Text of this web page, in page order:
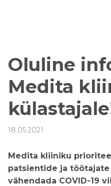
Oluline
Medita
18.05.2021
Medita kliiniku
patsientide ja
vähendada COVID-19